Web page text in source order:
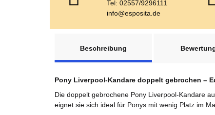
Tel: 02557/9296111
info@esposita.de
Beschreibung
Pony Liverpool-Kandare doppelt gebrochen –
Die doppelt gebrochene Pony Liverpool-Kandare
eignet sie sich ideal für Ponys mit wenig Platz im